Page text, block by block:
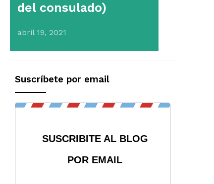
del consulado)
abril 19, 2021
Suscríbete por email
SUSCRIBITE AL BLOG
POR EMAIL